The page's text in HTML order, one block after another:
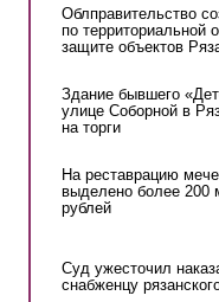
Облправительство
по территориальной
защите объектов
Здание бывшего
улице Соборной в
на торги
На реставрацию
выделено более 200
рублей
Суд ужесточил
снабженцу